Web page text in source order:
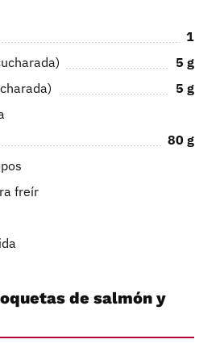
1
5 g
5 g
80 g
freír
de salmón y